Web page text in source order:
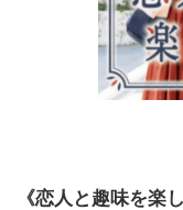
《恋人と趣味を楽